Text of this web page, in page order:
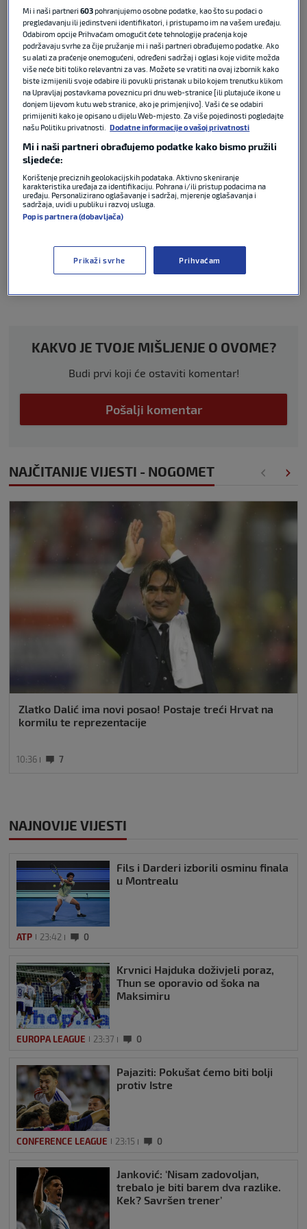
potvrđen.
Za novog igrača klub s Kvarnera isplatit će odštetu
od 300 tisuća eura, plus postotak od idućeg
transfera koji pripada Belupu.
Ćubelić je u Koprivnicu stigao u ljeto 2024. godine iz
Hajduka, a prošle sezone skupio je 38 nastupa, više
od bilo kojeg igrača Belupa.
Prema Transfermarktu vrijedi 550 tisuća eura.
Tagovi
HNK HAJDUK SPLIT HNK RIJEKA IVAN ĆUBELIĆ
KAKVO JE TVOJE MIŠLJENJE O OVOME?
Budi prvi koji će ostaviti komentar!
Pošalji komentar
NAJČITANIJE VIJESTI - NOGOMET
Zlatko Dalić ima novi posao! Postaje treći Hrvat na
kormilu te reprezentacije
10:36 7
NAJNOVIJE VIJESTI
Fils i Darderi izborili osminu finala
u Montrealu
ATP 23:42 0
Krvnici Hajduka doživjeli poraz,
Thun se oporavio od šoka na
Maksimiru
EUROPA LEAGUE 23:37 0
Pajaziti: Pokušat ćemo biti bolji
protiv Istre
CONFERENCE LEAGUE 23:15 0
Janković: ‘Nisam zadovoljan,
trebalo je biti barem dva razlike.
Kek? Savršen trener’
Mi i naši partneri603pohranjujemo osobne podatke, kao što su podaci o
pregledavanju ili jedinstveni identifikatori, i pristupamo im na vašem uređaju.
Odabirom opcije Prihvaćam omogućit ćete tehnologije praćenja koje
podržavaju svrhe za čije pružanje mi i naši partneri obrađujemo podatke. Ako
su alati za praćenje onemogućeni, određeni sadržaj i oglasi koje vidite možda
više neće biti toliko relevantni za vas. Možete se vratiti na ovaj izbornik kako
biste izmijenili svoje odabire ili povukli pristanak u bilo kojem trenutku klikom
na Upravljaj postavkama poveznicu pri dnu web-stranice [ili plutajuće ikone u
donjem lijevom kutu web stranice, ako je primjenjivo]. Vaši će se odabiri
primijeniti kako je opisano u dijelu Web-mjesto. Za više pojedinosti pogledajte
našu Politiku privatnosti.
Dodatne informacije o vašoj privatnosti
Mi i naši partneri obrađujemo podatke kako bismo pružili
sljedeće:
Korištenje preciznih geolokacijskih podataka. Aktivno skeniranje
karakteristika uređaja za identifikaciju. Pohrana i/ili pristup podacima na
uređaju. Personalizirano oglašavanje i sadržaj, mjerenje oglašavanja i
sadržaja, uvidi u publiku i razvoj usluga.
Popis partnera (dobavljača)
Prikaži svrhe Prihvaćam